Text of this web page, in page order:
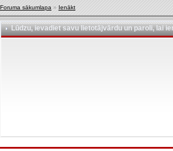
Foruma sākumlapa » Ienākt
Lūdzu, ievadiet savu lietotājvārdu un paroli, lai